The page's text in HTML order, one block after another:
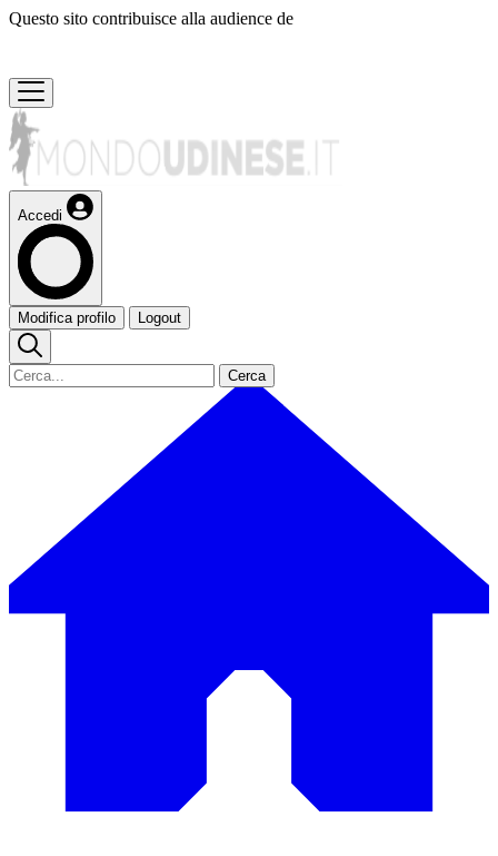
Questo sito contribuisce alla audience de
Accedi
Modifica profilo Logout
Cerca